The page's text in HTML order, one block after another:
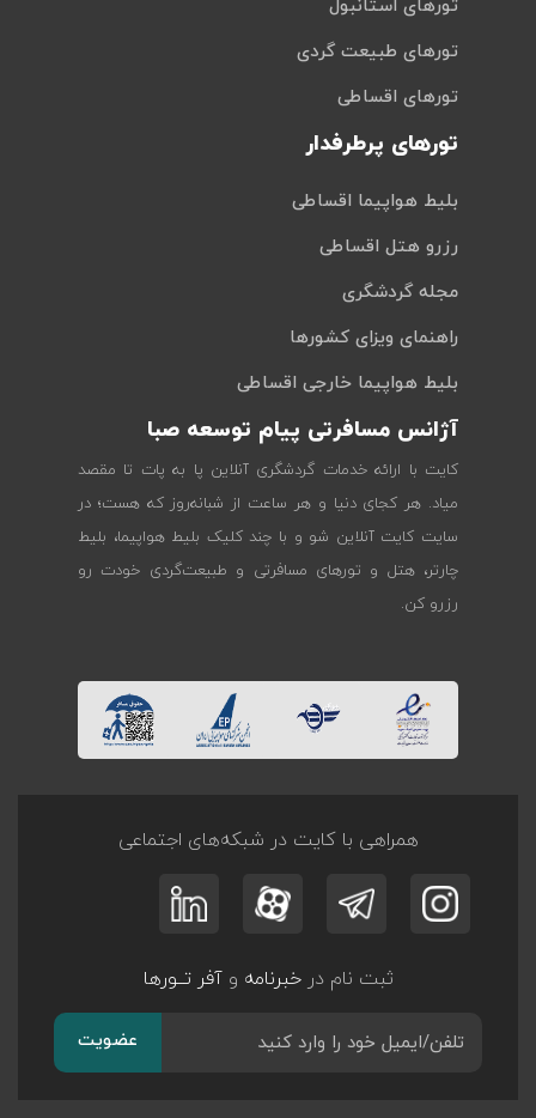
تورهای استانبول
تورهای طبیعت گردی
تورهای اقساطی
تورهای پرطرفدار
بلیط هواپیما اقساطی
رزرو هتل اقساطی
مجله گردشگری
راهنمای ویزای کشورها
بلیط هواپیما خارجی اقساطی
آژانس مسافرتی پیام توسعه صبا
کایت با ارائه خدمات گردشگری آنلاین پا به پات تا مقصد
میاد. هر کجای دنیا و هر ساعت از شبانه‌روز که هست؛ در
سایت کایت آنلاین شو و با چند کلیک بلیط هواپیما، بلیط
چارتر، هتل و تورهای مسافرتی و طبیعت‌گردی خودت رو
رزرو کن.
همراهی با کایت در شبکه‌های اجتماعی
ثبت نام درخبرنامه وآفر تــورها
عضویت